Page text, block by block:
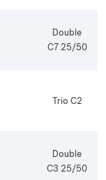
Double
C7 25/50
Trio C2
Double
C3 25/50